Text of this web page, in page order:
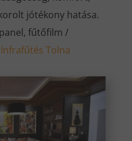
jótékony hatása.
fűtőfilm /
Infrafűtés Tolna